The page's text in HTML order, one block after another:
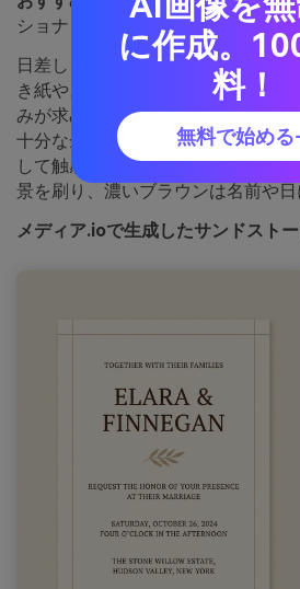
ショナリー
日差しを受けたサンドストーンや
き紙やスタジオ陶器のイメージ。
みが求められる文具に最適です。
十分な余白を組み合わせ、微妙な
して触感を出しましょう。活用ポ
景を刷り、濃いブラウンは名前や日
メディア.ioで生成したサンドスト
に作成。
料！
無料で始め